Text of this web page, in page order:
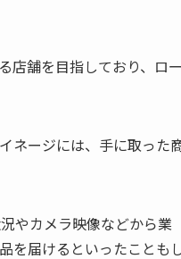
店舗を目指しており、ロー
ネージには、手に取った
やカメラ映像などから業
を届けるといったことも